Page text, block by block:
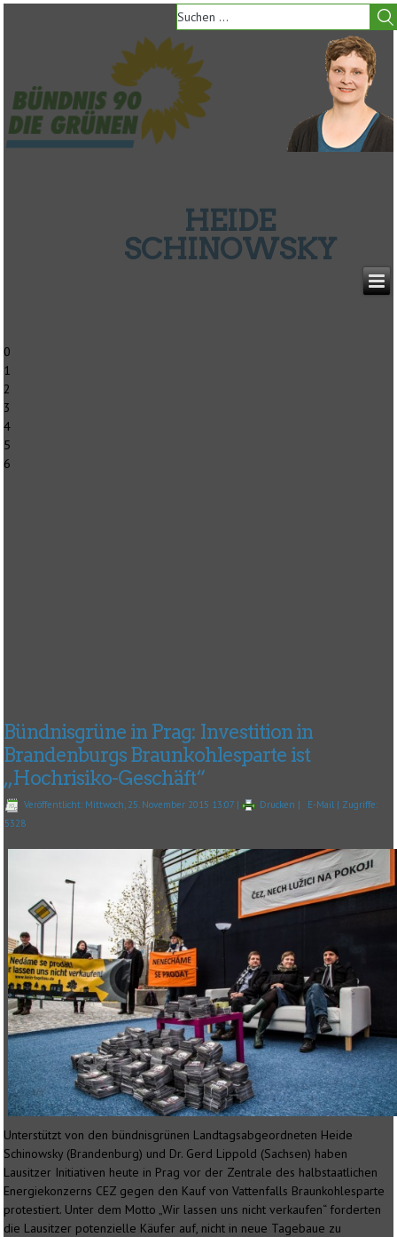
HEIDE
SCHINOWSKY
0
1
2
3
4
5
6
Bündnisgrüne in Prag: Investition in
Brandenburgs Braunkohlesparte ist
„Hochrisiko-Geschäft“
Veröffentlicht: Mittwoch, 25. November 2015 13:07 | Drucken | E-Mail | Zugriffe:
5328
Unterstützt von den bündnisgrünen Landtagsabgeordneten Heide
Schinowsky (Brandenburg) und Dr. Gerd Lippold (Sachsen) haben
Lausitzer Initiativen heute in Prag vor der Zentrale des halbstaatlichen
Energiekonzerns CEZ gegen den Kauf von Vattenfalls Braunkohlesparte
protestiert. Unter dem Motto „Wir lassen uns nicht verkaufen“ forderten
die Lausitzer potenzielle Käufer auf, nicht in neue Tagebaue zu